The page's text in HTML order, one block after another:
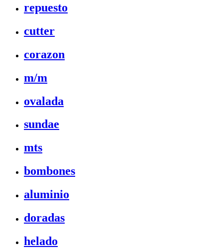
repuesto
cutter
corazon
m/m
ovalada
sundae
mts
bombones
aluminio
doradas
helado